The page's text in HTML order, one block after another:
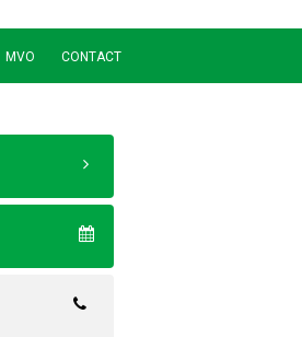
MVO CONTACT